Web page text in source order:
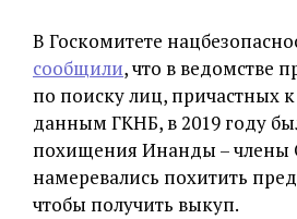
В Госкомитете
сообщили, что в ведомстве
по поиску лиц, причастных
данным ГКНБ, в 2019 году
похищения Инанды – члены
намеревались похитить
чтобы получить выкуп.